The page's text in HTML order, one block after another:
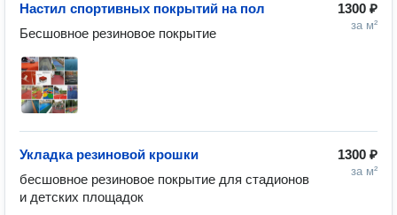
1300 ₽
за м²
Настил спортивных покрытий на пол
Бесшовное резиновое покрытие
1300 ₽
за м²
Укладка резиновой крошки
бесшовное резиновое покрытие для стадионов
и детских площадок